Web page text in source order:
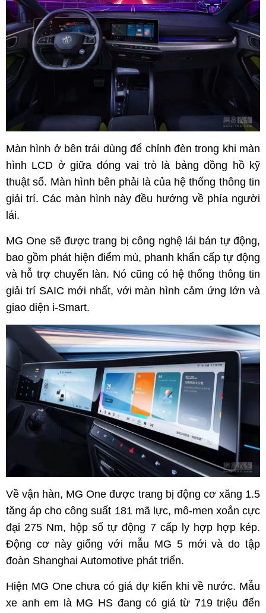
Màn hình ở bên trái dùng để chỉnh đèn trong khi màn
hình LCD ở giữa đóng vai trò là bảng đồng hồ kỹ
thuật số. Màn hình bên phải là của hệ thống thông tin
giải trí. Các màn hình này đều hướng về phía người
lái.
MG One sẽ được trang bị công nghệ lái bán tự động,
bao gồm phát hiện điểm mù, phanh khẩn cấp tự động
và hỗ trợ chuyển làn. Nó cũng có hệ thống thông tin
giải trí SAIC mới nhất, với màn hình cảm ứng lớn và
giao diện i-Smart.
Về vận hàn, MG One được trang bị động cơ xăng 1.5
tăng áp cho công suất 181 mã lực, mô-men xoắn cực
đại 275 Nm, hộp số tự động 7 cấp ly hợp hợp kép.
Động cơ này giống với mẫu MG 5 mới và do tập
đoàn Shanghai Automotive phát triển.
Hiện MG One chưa có giá dự kiến khi về nước. Mẫu
xe anh em là MG HS đang có giá từ 719 triệu đến